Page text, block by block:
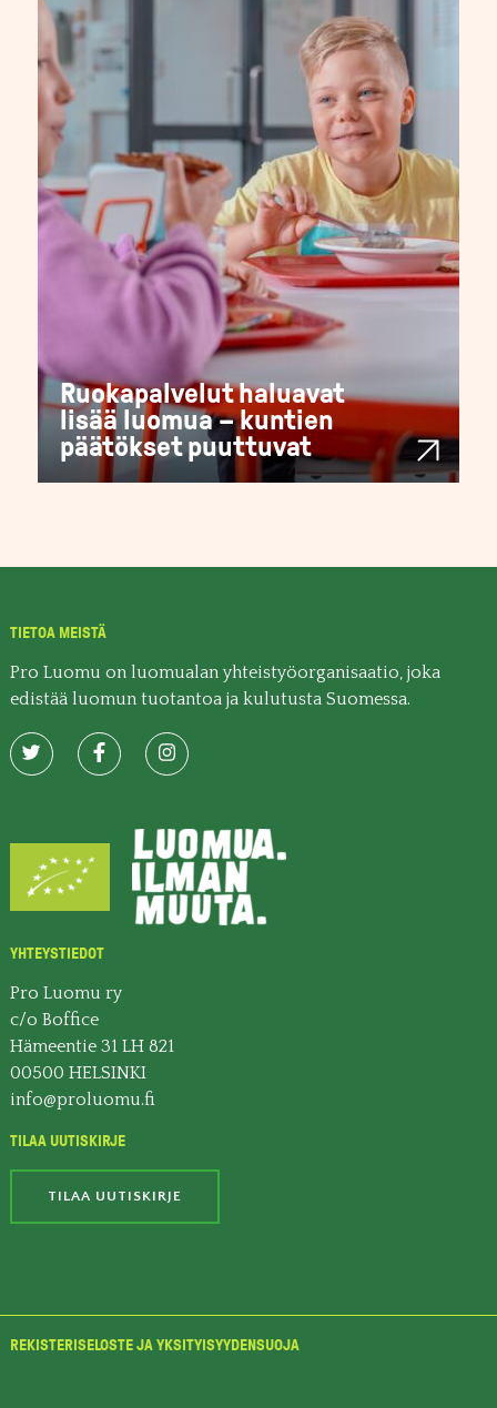
Ruokapalvelut haluavat
lisää luomua – kuntien
päätökset puuttuvat
TIETOA MEISTÄ
Pro Luomu on luomualan yhteistyöorganisaatio, joka
edistää luomun tuotantoa ja kulutusta Suomessa.
YHTEYSTIEDOT
Pro Luomu ry
c/o Boffice
Hämeentie 31 LH 821
00500 HELSINKI
info@proluomu.fi
TILAA UUTISKIRJE
TILAA UUTISKIRJE
REKISTERISELOSTE JA YKSITYISYYDENSUOJA